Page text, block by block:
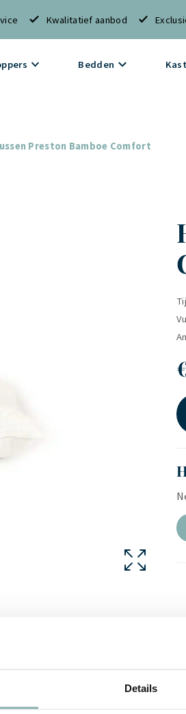
Details
Kwalitatief aanbod
Bedden
Preston Bamboe Comfort